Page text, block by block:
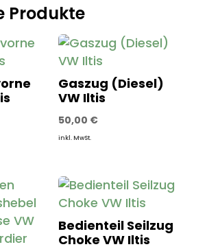
Produkte
Gaszug (Diesel)
VW Iltis
50,00 €
inkl. MwSt.
Bedienteil Seilzug
Choke VW Iltis